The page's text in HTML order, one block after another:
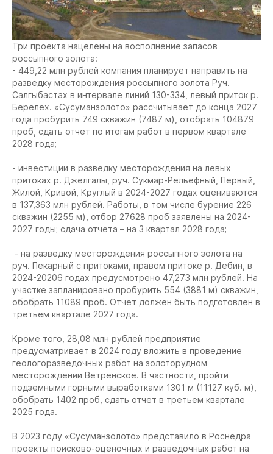
Три проекта нацелены на восполнение запасов
россыпного золота:
- 449,22 млн рублей компания планирует направить на
разведку месторождения россыпного золота Руч.
Салгыбастах в интервале линий 130-334, левый приток р.
Берелех. «Сусуманзолото» рассчитывает до конца 2027
года пробурить 749 скважин (7487 м), отобрать 104879
проб, сдать отчет по итогам работ в первом квартале
2028 года;
- инвестиции в разведку месторождения на левых
притоках р. Джелгалы, руч. Сукмар-Рельефный, Первый,
Жилой, Кривой, Круглый в 2024-2027 годах оцениваются
в 137,363 млн рублей. Работы, в том числе бурение 226
скважин (2255 м), отбор 27628 проб заявлены на 2024-
2027 годы; сдача отчета – на 3 квартал 2028 года;
- на разведку месторождения россыпного золота на
руч. Пекарный с притоками, правом притоке р. Дебин, в
2024-20206 годах предусмотрено 47,273 млн рублей. На
участке запланировано пробурить 554 (3881 м) скважин,
обобрать 11089 проб. Отчет должен быть подготовлен в
третьем квартале 2027 года.
Кроме того, 28,08 млн рублей предприятие
предусматривает в 2024 году вложить в проведение
геологоразведочных работ на золоторудном
месторождении Ветренское. В частности, пройти
подземными горными выработками 1301 м (11127 куб. м),
обобрать 1402 проб, сдать отчет в третьем квартале
2025 года.
В 2023 году «Сусуманзолото» представило в Роснедра
проекты поисково-оценочных и разведочных работ на